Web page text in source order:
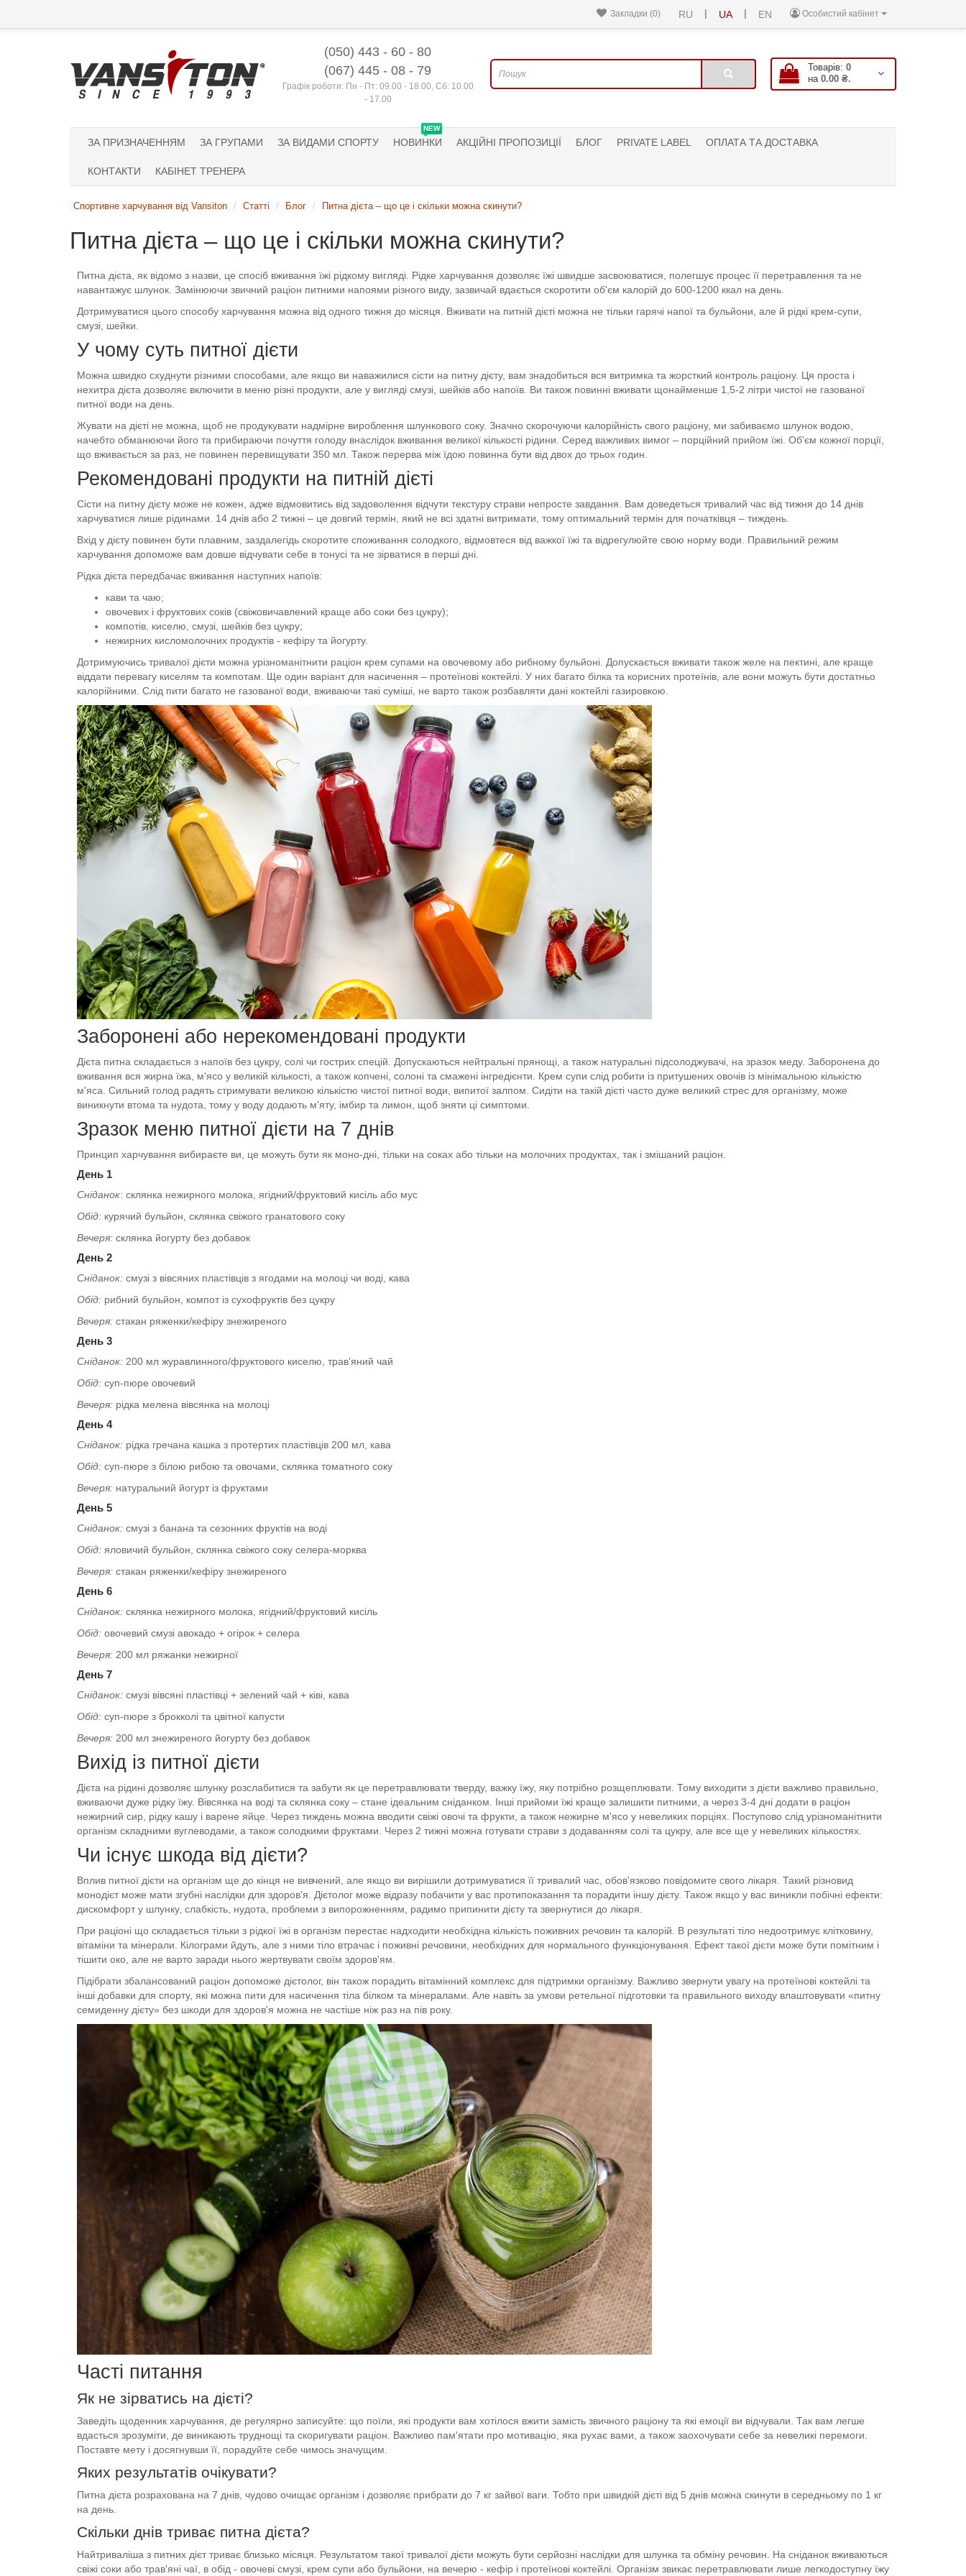
Особистий кабінет
RU | UA | EN
Закладки (0)
(050) 443 - 60 - 80
(067) 445 - 08 - 79
Графік роботи: Пн - Пт: 09.00 - 18.00, Сб: 10.00
- 17.00
Товарів: 0
на 0.00 ₴.
ЗА ПРИЗНАЧЕННЯМ ЗА ГРУПАМИ ЗА ВИДАМИ СПОРТУ
NEW
НОВИНКИ АКЦІЙНІ ПРОПОЗИЦІЇ БЛОГ PRIVATE LABEL ОПЛАТА ТА ДОСТАВКА
КОНТАКТИ КАБІНЕТ ТРЕНЕРА
Спортивне харчування від Vansiton Статті Блог Питна дієта – що це і скільки можна скинути?
Питна дієта – що це і скільки можна скинути?
Питна дієта, як відомо з назви, це спосіб вживання їжі рідкому вигляді. Рідке харчування дозволяє їжі швидше засвоюватися, полегшує процес її перетравлення та не
навантажує шлунок. Замінюючи звичний раціон питними напоями різного виду, зазвичай вдається скоротити об'єм калорій до 600-1200 ккал на день.
Дотримуватися цього способу харчування можна від одного тижня до місяця. Вживати на питній дієті можна не тільки гарячі напої та бульйони, але й рідкі крем-супи,
смузі, шейки.
У чому суть питної дієти
Можна швидко схуднути різними способами, але якщо ви наважилися сісти на питну дієту, вам знадобиться вся витримка та жорсткий контроль раціону. Ця проста і
нехитра дієта дозволяє включити в меню різні продукти, але у вигляді смузі, шейків або напоїв. Ви також повинні вживати щонайменше 1,5-2 літри чистої не газованої
питної води на день.
Жувати на дієті не можна, щоб не продукувати надмірне вироблення шлункового соку. Значно скорочуючи калорійність свого раціону, ми забиваємо шлунок водою,
начебто обманюючи його та прибираючи почуття голоду внаслідок вживання великої кількості рідини. Серед важливих вимог – порційний прийом їжі. Об'єм кожної порції,
що вживається за раз, не повинен перевищувати 350 мл. Також перерва між їдою повинна бути від двох до трьох годин.
Рекомендовані продукти на питній дієті
Сісти на питну дієту може не кожен, адже відмовитись від задоволення відчути текстуру страви непросте завдання. Вам доведеться тривалий час від тижня до 14 днів
харчуватися лише рідинами. 14 днів або 2 тижні – це довгий термін, який не всі здатні витримати, тому оптимальний термін для початківця – тиждень.
Вхід у дієту повинен бути плавним, заздалегідь скоротите споживання солодкого, відмовтеся від важкої їжі та відрегулюйте свою норму води. Правильний режим
харчування допоможе вам довше відчувати себе в тонусі та не зірватися в перші дні.
Рідка дієта передбачає вживання наступних напоїв:
кави та чаю;
овочевих і фруктових соків (свіжовичавлений краще або соки без цукру);
компотів, киселю, смузі, шейків без цукру;
нежирних кисломолочних продуктів - кефіру та йогурту.
Дотримуючись тривалої дієти можна урізноманітнити раціон крем супами на овочевому або рибному бульйоні. Допускається вживати також желе на пектині, але краще
віддати перевагу киселям та компотам. Ще один варіант для насичення – протеїнові коктейлі. У них багато білка та корисних протеїнів, але вони можуть бути достатньо
калорійними. Слід пити багато не газованої води, вживаючи такі суміші, не варто також розбавляти дані коктейлі газировкою.
Заборонені або нерекомендовані продукти
Дієта питна складається з напоїв без цукру, солі чи гострих спецій. Допускаються нейтральні прянощі, а також натуральні підсолоджувачі, на зразок меду. Заборонена до
вживання вся жирна їжа, м'ясо у великій кількості, а також копчені, солоні та смажені інгредієнти. Крем супи слід робити із притушених овочів із мінімальною кількістю
м'яса. Сильний голод радять стримувати великою кількістю чистої питної води, випитої залпом. Сидіти на такій дієті часто дуже великий стрес для організму, може
виникнути втома та нудота, тому у воду додають м'яту, імбир та лимон, щоб зняти ці симптоми.
Зразок меню питної дієти на 7 днів
Принцип харчування вибираєте ви, це можуть бути як моно-дні, тільки на соках або тільки на молочних продуктах, так і змішаний раціон.
День 1
Сніданок: склянка нежирного молока, ягідний/фруктовий кисіль або мус
Обід: курячий бульйон, склянка свіжого гранатового соку
Вечеря: склянка йогурту без добавок
День 2
Сніданок: смузі з вівсяних пластівців з ягодами на молоці чи воді, кава
Обід: рибний бульйон, компот із сухофруктів без цукру
Вечеря: стакан ряженки/кефіру знежиреного
День 3
Сніданок: 200 мл журавлинного/фруктового киселю, трав'яний чай
Обід: суп-пюре овочевий
Вечеря: рідка мелена вівсянка на молоці
День 4
Сніданок: рідка гречана кашка з протертих пластівців 200 мл, кава
Обід: суп-пюре з білою рибою та овочами, склянка томатного соку
Вечеря: натуральний йогурт із фруктами
День 5
Сніданок: смузі з банана та сезонних фруктів на воді
Обід: яловичий бульйон, склянка свіжого соку селера-морква
Вечеря: стакан ряженки/кефіру знежиреного
День 6
Сніданок: склянка нежирного молока, ягідний/фруктовий кисіль
Обід: овочевий смузі авокадо + огірок + селера
Вечеря: 200 мл ряжанки нежирної
День 7
Сніданок: смузі вівсяні пластівці + зелений чай + ківі, кава
Обід: суп-пюре з брокколі та цвітної капусти
Вечеря: 200 мл знежиреного йогурту без добавок
Вихід із питної дієти
Дієта на рідині дозволяє шлунку розслабитися та забути як це перетравлювати тверду, важку їжу, яку потрібно розщеплювати. Тому виходити з дієти важливо правильно,
вживаючи дуже рідку їжу. Вівсянка на воді та склянка соку – стане ідеальним сніданком. Інші прийоми їжі краще залишити питними, а через 3-4 дні додати в раціон
нежирний сир, рідку кашу і варене яйце. Через тиждень можна вводити свіжі овочі та фрукти, а також нежирне м'ясо у невеликих порціях. Поступово слід урізноманітнити
організм складними вуглеводами, а також солодкими фруктами. Через 2 тижні можна готувати страви з додаванням солі та цукру, але все ще у невеликих кількостях.
Чи існує шкода від дієти?
Вплив питної дієти на організм ще до кінця не вивчений, але якщо ви вирішили дотримуватися її тривалий час, обов'язково повідомите свого лікаря. Такий різновид
монодієт може мати згубні наслідки для здоров'я. Дієтолог може відразу побачити у вас протипоказання та порадити іншу дієту. Також якщо у вас виникли побічні ефекти:
дискомфорт у шлунку, слабкість, нудота, проблеми з випорожненням, радимо припинити дієту та звернутися до лікаря.
При раціоні що складається тільки з рідкої їжі в організм перестає надходити необхідна кількість поживних речовин та калорій. В результаті тіло недоотримує клітковину,
вітаміни та мінерали. Кілограми йдуть, але з ними тіло втрачає і поживні речовини, необхідних для нормального функціонування. Ефект такої дієти може бути помітним і
тішити око, але не варто заради нього жертвувати своїм здоров'ям.
Підібрати збалансований раціон допоможе дієтолог, він також порадить вітамінний комплекс для підтримки організму. Важливо звернути увагу на протеїнові коктейлі та
інші добавки для спорту, які можна пити для насичення тіла білком та мінералами. Але навіть за умови ретельної підготовки та правильного виходу влаштовувати «питну
семиденну дієту» без шкоди для здоров'я можна не частіше ніж раз на пів року.
Часті питання
Як не зірватись на дієті?
Заведіть щоденник харчування, де регулярно записуйте: що поїли, які продукти вам хотілося вжити замість звичного раціону та які емоції ви відчували. Так вам легше
вдасться зрозуміти, де виникають труднощі та скоригувати раціон. Важливо пам'ятати про мотивацію, яка рухає вами, а також заохочувати себе за невеликі перемоги.
Поставте мету і досягнувши її, порадуйте себе чимось значущим.
Яких результатів очікувати?
Питна дієта розрахована на 7 днів, чудово очищає організм і дозволяє прибрати до 7 кг зайвої ваги. Тобто при швидкій дієті від 5 днів можна скинути в середньому по 1 кг
на день.
Скільки днів триває питна дієта?
Найтриваліша з питних дієт триває близько місяця. Результатом такої тривалої дієти можуть бути серйозні наслідки для шлунка та обміну речовин. На сніданок вживаються
свіжі соки або трав'яні чаї, в обід - овочеві смузі, крем супи або бульйони, на вечерю - кефір і протеїнові коктейлі. Організм звикає перетравлювати лише легкодоступну їжу